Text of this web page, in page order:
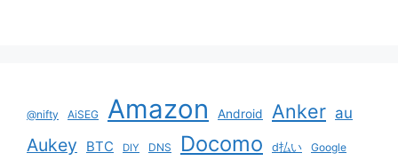
@nifty AiSEG Amazon Android Anker au
Aukey BTC DIY DNS Docomo d払い Google